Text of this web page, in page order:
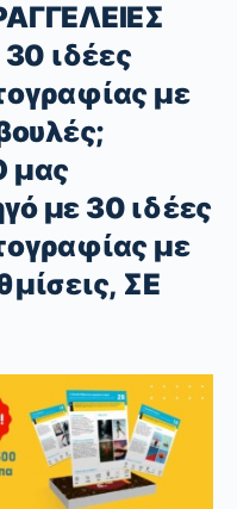
ιδέες
με
μας
με 30 ιδέες
με
ΣΕ